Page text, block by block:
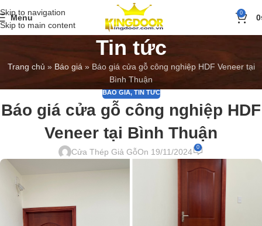
Skip to navigation
Skip to main content
Menu 0 0
Tin tức
Trang chủ » Báo giá » Báo giá cửa gỗ công nghiệp HDF Veneer tại
Bình Thuận
BÁO GIÁ, TIN TỨC
Báo giá cửa gỗ công nghiệp HDF
Veneer tại Bình Thuận
Cửa Thép Giả GỗOn 19/11/2024 0